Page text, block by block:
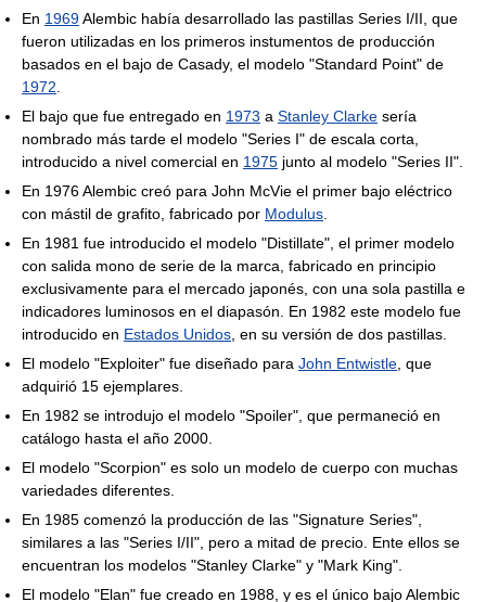
En 1969Alembic había desarrollado las pastillas Series I/II, que
fueron utilizadas en los primeros instumentos de producción
basados en el bajo de Casady, el modelo "Standard Point" de
1972
El bajo que fue entregado en 1973 a Stanley Clarke sería
nombrado más tarde el modelo "Series I" de escala corta,
introducido a nivel comercial en 1975 junto al modelo "Series II".
En 1976 Alembic creó para John McVie el primer bajo eléctrico
con mástil de grafito, fabricado por Modulus
En 1981 fue introducido el modelo "Distillate", el primer modelo
con salida mono de serie de la marca, fabricado en principio
exclusivamente para el mercado japonés, con una sola pastilla e
indicadores luminosos en el diapasón. En 1982 este modelo fue
introducido en Estados Unidos , en su versión de dos pastillas.
El modelo "Exploiter" fue diseñado para John Entwistle , que
adquirió 15 ejemplares.
En 1982 se introdujo el modelo "Spoiler", que permaneció en
catálogo hasta el año 2000.
El modelo "Scorpion" es solo un modelo de cuerpo con muchas
variedades diferentes.
En 1985 comenzó la producción de las "Signature Series",
similares a las "Series I/II", pero a mitad de precio. Ente ellos se
encuentran los modelos "Stanley Clarke" y "Mark King".
El modelo "Elan" fue creado en 1988, y es el único bajo Alembic